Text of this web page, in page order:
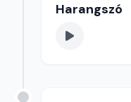
Harangszó